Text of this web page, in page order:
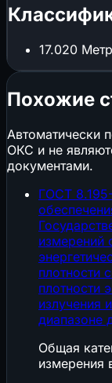
17.020
Похожие
Автоматически
ОКС и не
документами.
ГОСТ
измерений
плотности
плотности
излучения
диапазоне
Общая
измерения